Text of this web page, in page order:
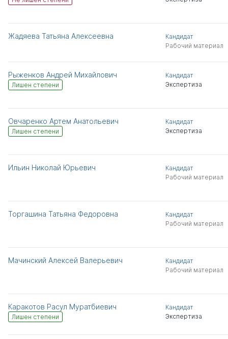
Жадяева Татьяна Алексеевна
Кандидат
Рабочий материал
Рыженков Андрей Михайлович
Лишен степени
Кандидат
Экспертиза
Овчаренко Артем Анатольевич
Лишен степени
Кандидат
Экспертиза
Ильин Николай Юрьевич
Кандидат
Рабочий материал
Торгашина Татьяна Федоровна
Кандидат
Рабочий материал
Мачинский Алексей Валерьевич
Кандидат
Рабочий материал
Каракотов Расул Муратбиевич
Лишен степени
Кандидат
Экспертиза